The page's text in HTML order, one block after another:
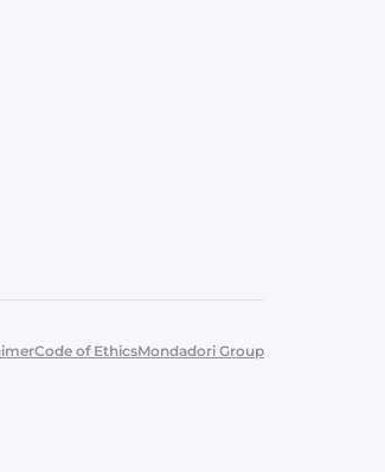
Code of EthicsMondadori Group